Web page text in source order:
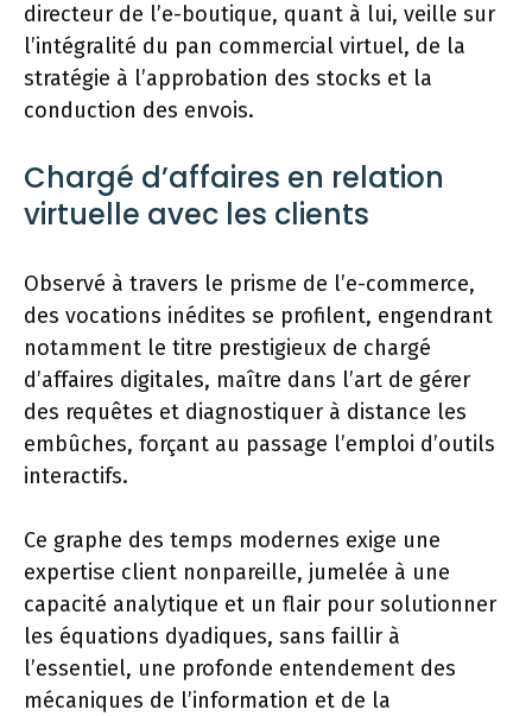
directeur de l’e-boutique, quant à lui, veille sur
l’intégralité du pan commercial virtuel, de la
stratégie à l’approbation des stocks et la
conduction des envois.
Chargé d’affaires en relation
virtuelle avec les clients
Observé à travers le prisme de l’e-commerce,
des vocations inédites se profilent, engendrant
notamment le titre prestigieux de chargé
d’affaires digitales, maître dans l’art de gérer
des requêtes et diagnostiquer à distance les
embûches, forçant au passage l’emploi d’outils
interactifs.
Ce graphe des temps modernes exige une
expertise client nonpareille, jumelée à une
capacité analytique et un flair pour solutionner
les équations dyadiques, sans faillir à
l’essentiel, une profonde entendement des
mécaniques de l’information et de la